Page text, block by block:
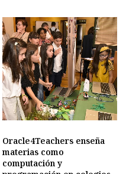
Oracle4Teachers enseña
materias como
computación y